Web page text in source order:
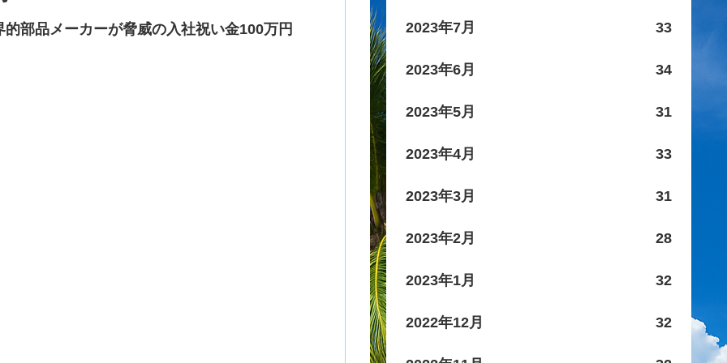
的部品メーカーが脅威の入社祝い金100万円 2023年7月 33
2023年6月 34
2023年5月 31
2023年4月 33
2023年3月 31
2023年2月 28
2023年1月 32
2022年12月 32